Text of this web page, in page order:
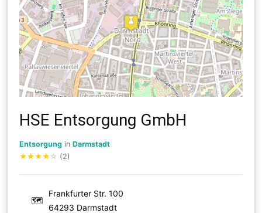
HSE Entsorgung GmbH
Entsorgung inDarmstadt
★★★★ ☆ (2)
🗺
Frankfurter Str. 100
64293 Darmstadt